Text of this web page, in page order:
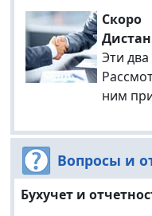
Скоро
Эти
ним
Вопросы и
Бухучет и